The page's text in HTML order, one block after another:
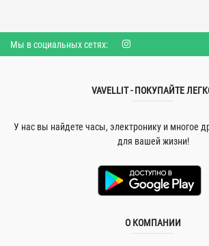
Мы в социальных сетях:
VAVELLIT - ПОКУПАЙТЕ
У нас вы найдете часы, электронику и многое
для вашей жизни!
О КОМПАНИИ